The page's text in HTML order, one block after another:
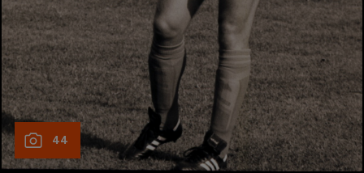
Ciclism
Alte sporturi
JO 2024
JO 2026
44